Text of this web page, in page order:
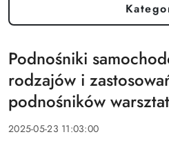
Podnośniki
rodzajów i
podnośników
2025-05-23 11:03:00